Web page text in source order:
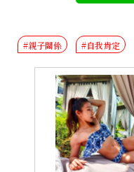
#親子關係 #自我肯定